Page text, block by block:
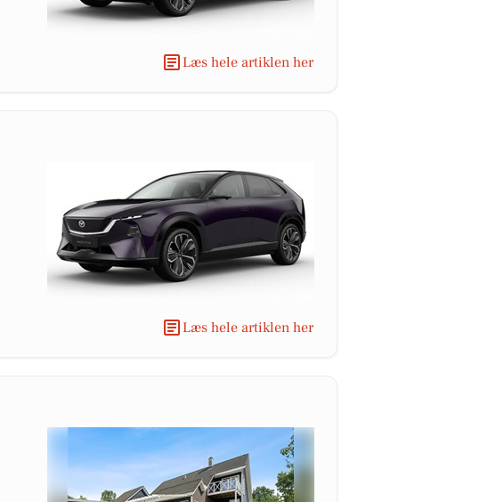
Læs hele artiklen her
Læs hele artiklen her